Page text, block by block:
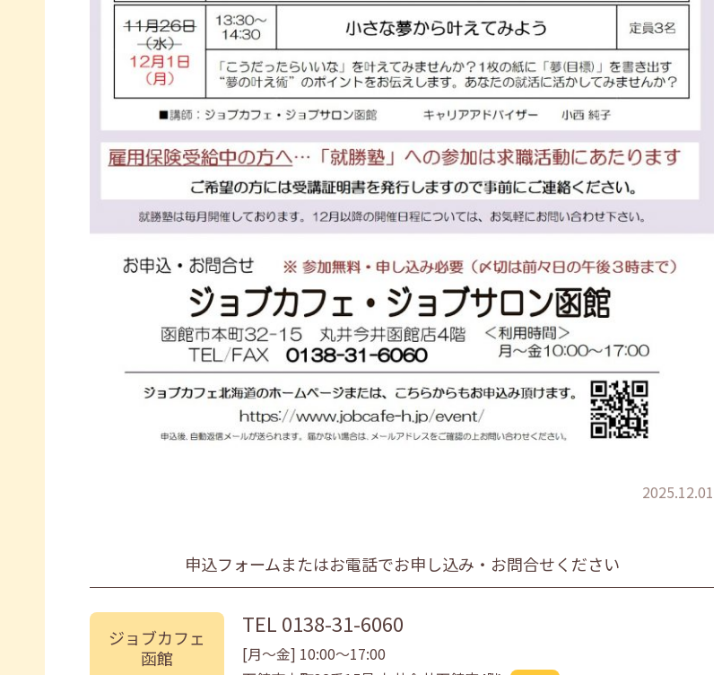
2025.12.01
申込フォームまたはお電話でお申し込み・お問合せください
ジョブカフェ
函館
TEL 0138-31-6060
[月〜金] 10:00〜17:00